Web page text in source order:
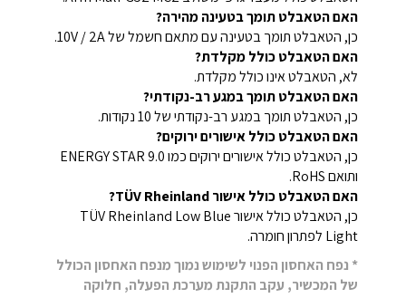
האם הטאבלט תומך בטעינה מהירה?
כן, הטאבלט תומך בטעינה עם מתאם חשמל של 10V / 2A.
האם הטאבלט כולל מקלדת?
לא, הטאבלט אינו כולל מקלדת.
האם הטאבלט תומך במגע רב-נקודתי?
כן, הטאבלט תומך במגע רב-נקודתי של 10 נקודות.
האם הטאבלט כולל אישורים ירוקים?
כן, הטאבלט כולל אישורים ירוקים כמו ENERGY STAR 9.0
ותואם RoHS.
האם הטאבלט כולל אישור TÜV Rheinland?
כן, הטאבלט כולל אישור TÜV Rheinland Low Blue
Light לפתרון חומרה.
* נפח האחסון הפנוי לשימוש נמוך מנפח האחסון הכולל
של המכשיר, עקב התקנת מערכת הפעלה, חלוקה